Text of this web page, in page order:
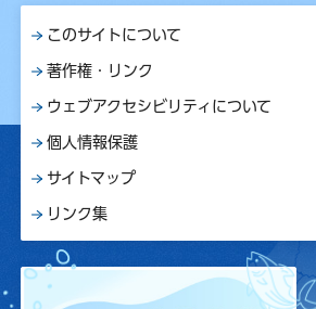
このサイトについて
著作権・リンク
ウェブアクセシビリティについて
個人情報保護
サイトマップ
リンク集